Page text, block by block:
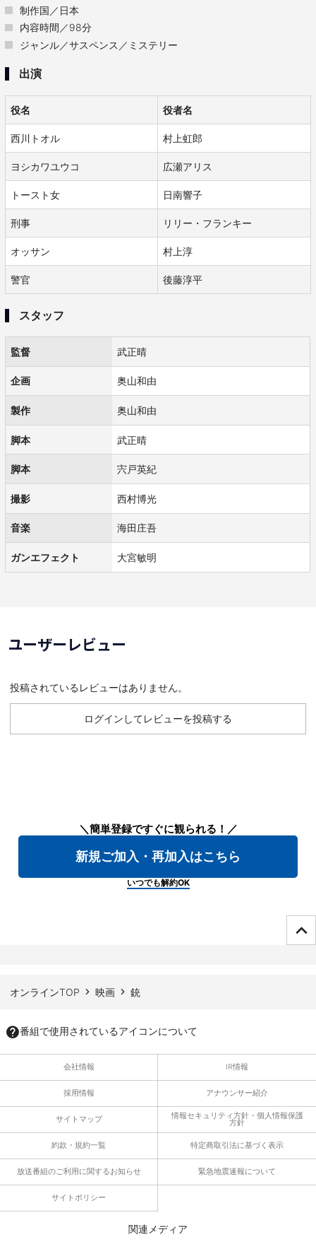
制作国／日本
内容時間／98分
ジャンル／サスペンス／ミステリー
出演
役名 役者名
西川トオル 村上虹郎
ヨシカワユウコ 広瀬アリス
トースト女 日南響子
刑事 リリー・フランキー
オッサン 村上淳
警官 後藤淳平
スタッフ
監督 武正晴
企画 奥山和由
製作 奥山和由
脚本 武正晴
脚本 宍戸英紀
撮影 西村博光
音楽 海田庄吾
ガンエフェクト 大宮敏明
ユーザーレビュー
投稿されているレビューはありません。
ログインしてレビューを投稿する
＼簡単登録ですぐに観られる！／
新規ご加入・再加入はこちら
いつでも解約OK
オンラインTOP 映画 銃
番組で使用されているアイコンについて
会社情報 IR情報
採用情報 アナウンサー紹介
サイトマップ 情報セキュリティ方針・個人情報保護
方針
約款・規約一覧 特定商取引法に基づく表示
放送番組のご利用に関するお知らせ 緊急地震速報について
サイトポリシー
関連メディア